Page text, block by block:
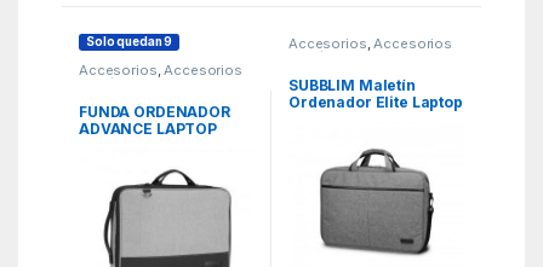
Solo quedan 9
Accesorios,Accesorios
Portátil
FUNDA ORDENADOR
ADVANCE LAPTOP
Accesorios,Accesorios
Portátil
SUBBLIM Maletín
Ordenador Elite Laptop